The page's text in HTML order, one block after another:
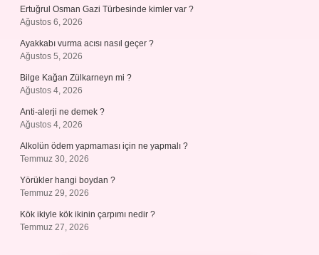
Ertuğrul Osman Gazi Türbesinde kimler var ?
Ağustos 6, 2026
Ayakkabı vurma acısı nasıl geçer ?
Ağustos 5, 2026
Bilge Kağan Zülkarneyn mi ?
Ağustos 4, 2026
Anti-alerji ne demek ?
Ağustos 4, 2026
Alkolün ödem yapmaması için ne yapmalı ?
Temmuz 30, 2026
Yörükler hangi boydan ?
Temmuz 29, 2026
Kök ikiyle kök ikinin çarpımı nedir ?
Temmuz 27, 2026